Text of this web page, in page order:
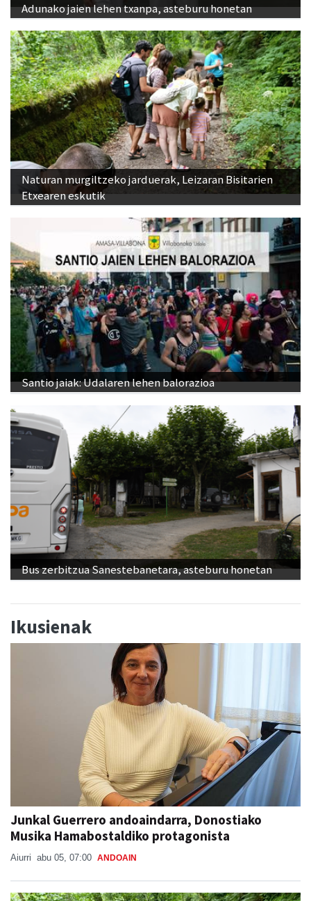
Adunako jaien lehen txanpa, asteburu honetan
Naturan murgiltzeko jarduerak, Leizaran Bisitarien
Etxearen eskutik
Santio jaiak: Udalaren lehen balorazioa
Bus zerbitzua Sanestebanetara, asteburu honetan
Ikusienak
Junkal Guerrero andoaindarra, Donostiako
Musika Hamabostaldiko protagonista
Aiurri abu 05, 07:00 ANDOAIN